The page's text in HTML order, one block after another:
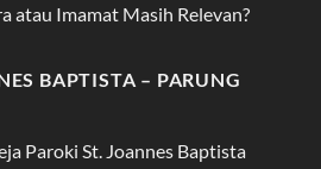
atau Imamat Masih Relevan?
BAPTISTA – PARUNG
Paroki St. Joannes Baptista